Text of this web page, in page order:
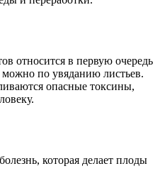
относится в первую очередь
можно по увяданию листьев.
опасные токсины,
которая делает плоды